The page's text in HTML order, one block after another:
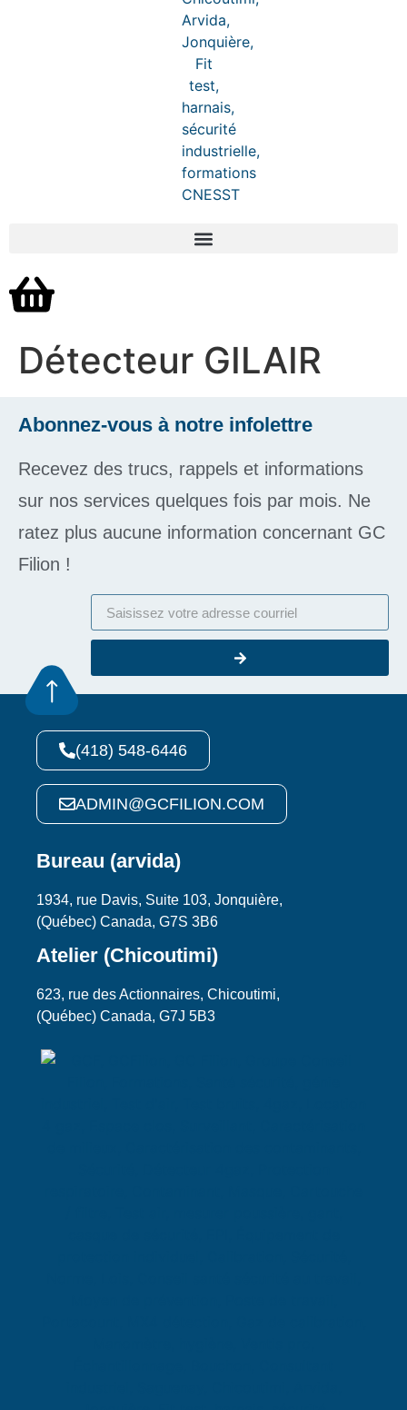
Détecteur GILAIR
Abonnez-vous à notre infolettre
Recevez des trucs, rappels et informations
sur nos services quelques fois par mois. Ne
ratez plus aucune information concernant GC
Filion !
(418) 548-6446
ADMIN@GCFILION.COM
Bureau (arvida)
1934, rue Davis, Suite 103, Jonquière,
(Québec) Canada, G7S 3B6
Atelier (Chicoutimi)
623, rue des Actionnaires, Chicoutimi,
(Québec) Canada, G7J 5B3